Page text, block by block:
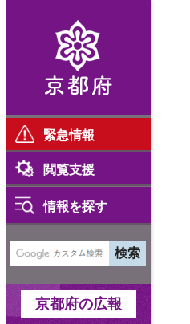
緊急情報
閲覧支援
情報を探す
京都府の広報